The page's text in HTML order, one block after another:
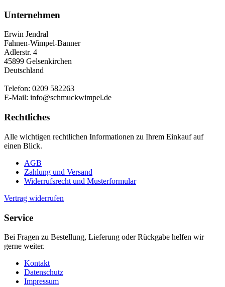
Unternehmen
Erwin Jendral
Fahnen-Wimpel-Banner
Adlerstr. 4
45899 Gelsenkirchen
Deutschland
Telefon: 0209 582263
E-Mail: info@schmuckwimpel.de
Rechtliches
Alle wichtigen rechtlichen Informationen zu Ihrem Einkauf auf
einen Blick.
AGB
Zahlung und Versand
Widerrufsrecht und Musterformular
Vertrag widerrufen
Service
Bei Fragen zu Bestellung, Lieferung oder Rückgabe helfen wir
gerne weiter.
Kontakt
Datenschutz
Impressum